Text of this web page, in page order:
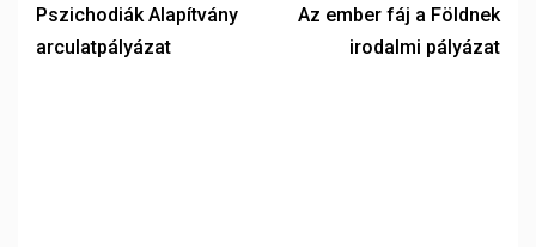
Pszichodiák Alapítvány
arculatpályázat
Az ember fáj a Földnek
irodalmi pályázat